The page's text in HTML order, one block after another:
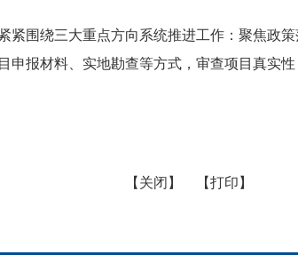
紧围绕三大重点方向系统推进工作：聚焦政
申报材料、实地勘查等方式，审查项目真实
【关闭】 【打印】